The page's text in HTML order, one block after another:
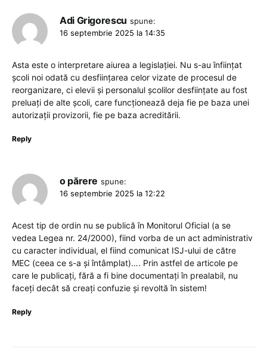
Adi Grigorescu spune:
16 septembrie 2025 la 14:35
Asta este o interpretare aiurea a legislației. Nu s-au înființat
școli noi odată cu desființarea celor vizate de procesul de
reorganizare, ci elevii și personalul școlilor desființate au fost
preluați de alte școli, care funcționează deja fie pe baza unei
autorizații provizorii, fie pe baza acreditării.
Reply
o părere spune:
16 septembrie 2025 la 12:22
Acest tip de ordin nu se publică în Monitorul Oficial (a se
vedea Legea nr. 24/2000), fiind vorba de un act administrativ
cu caracter individual, el fiind comunicat ISJ-ului de către
MEC (ceea ce s-a și întâmplat)…. Prin astfel de articole pe
care le publicați, fără a fi bine documentați în prealabil, nu
faceți decât să creați confuzie și revoltă în sistem!
Reply